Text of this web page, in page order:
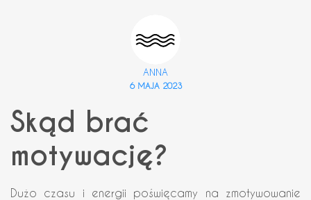
ANNA
6 MAJA 2023
Skąd brać
motywację?
Dużo czasu i energii poświęcamy na zmotywowanie